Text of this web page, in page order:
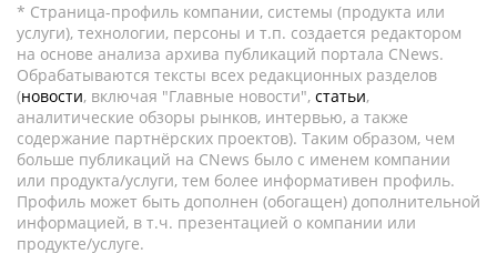
* Страница-профиль компании, системы (продукта или
услуги), технологии, персоны и т.п. создается редактором
на основе анализа архива публикаций портала CNews.
Обрабатываются тексты всех редакционных разделов
(новости, включая "Главные новости", статьи,
аналитические обзоры рынков, интервью, а также
содержание партнёрских проектов). Таким образом, чем
больше публикаций на CNews было с именем компании
или продукта/услуги, тем более информативен профиль.
Профиль может быть дополнен (обогащен) дополнительной
информацией, в т.ч. презентацией о компании или
продукте/услуге.